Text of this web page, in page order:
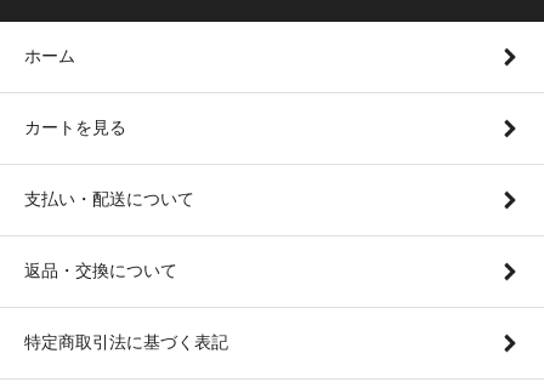
ホーム
カートを見る
支払い・配送について
返品・交換について
特定商取引法に基づく表記